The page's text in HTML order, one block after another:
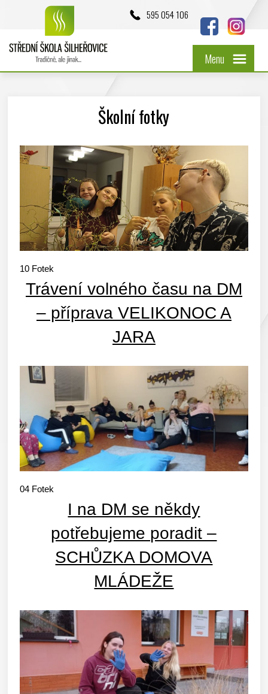
595 054 106
Menu
Školní fotky
10 Fotek
Trávení volného času na DM
– příprava VELIKONOC A
JARA
04 Fotek
I na DM se někdy
potřebujeme poradit –
SCHŮZKA DOMOVA
MLÁDEŽE